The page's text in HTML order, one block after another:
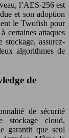
l’AES-256 est
et son adoption
le Twofish pour
certaines attaques
assurez-
algorithmes de
de
de sécurité
stockage cloud,
garantit que seul